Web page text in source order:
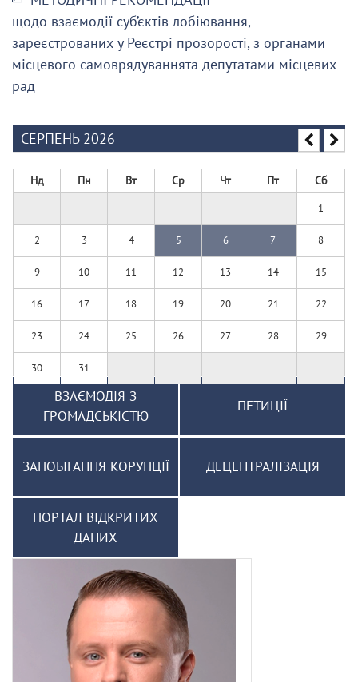
щодо взаємодії суб’єктів лобіювання,
зареєстрованих у Реєстрі прозорості, з органами
місцевого самоврядуваннята депутатами місцевих
рад
СЕРПЕНЬ 2026
Нд Пн Вт Ср Чт Пт Сб
1
2 3 4 5 6 7 8
9 10 11 12 13 14 15
16 17 18 19 20 21 22
23 24 25 26 27 28 29
30 31
ВЗАЄМОДІЯ З
ГРОМАДСЬКІСТЮ
ПЕТИЦІЇ
ЗАПОБІГАННЯ КОРУПЦІЇ ДЕЦЕНТРАЛІЗАЦІЯ
ПОРТАЛ ВІДКРИТИХ
ДАНИХ